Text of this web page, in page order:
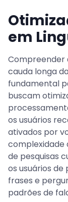
em
Compreender
cauda longa
fundamental
buscam
os usuários
ativados por
complexidade
de pesquisas
os usuários
frases e
padrões de